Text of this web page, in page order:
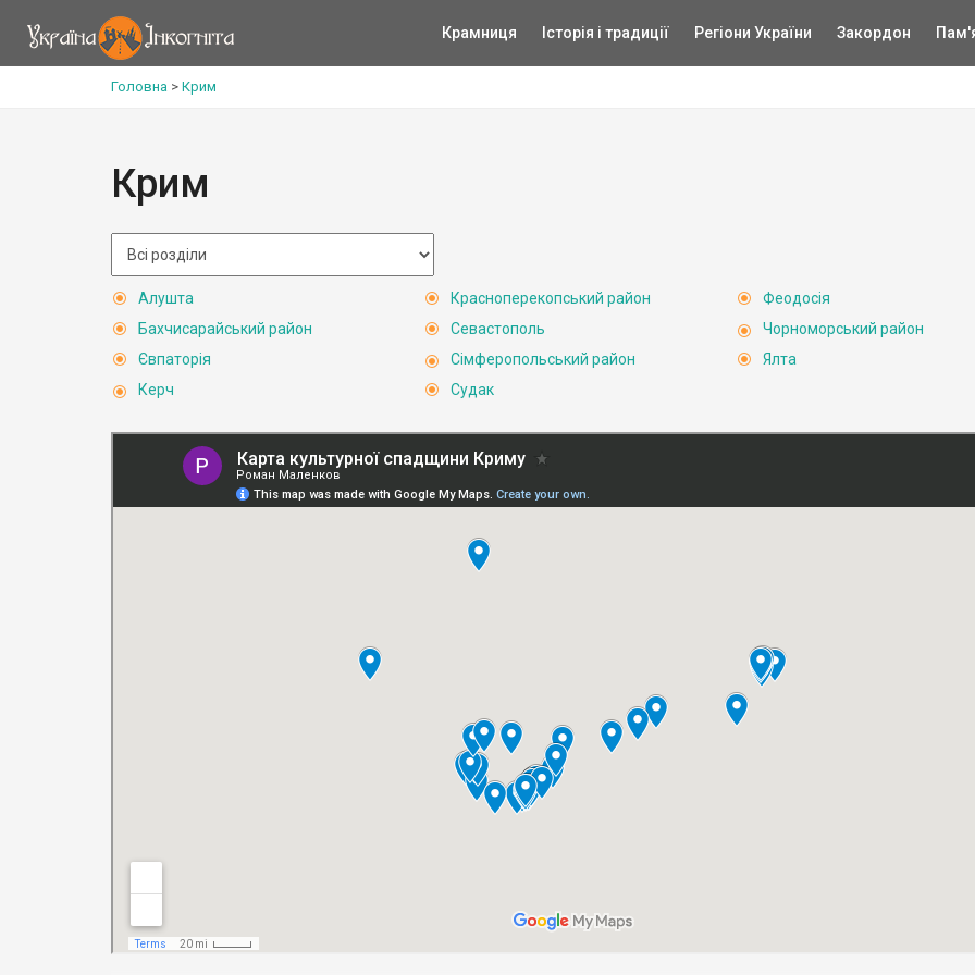
Крамниця Історія і традиції Регіони України Закордон
Головна > Крим
Крим
Алушта
Бахчисарайський район
Євпаторія
Керч
Красноперекопський район
Севастополь
Сімферопольський район
Судак
Феодосія
Чорноморський район
Ялта